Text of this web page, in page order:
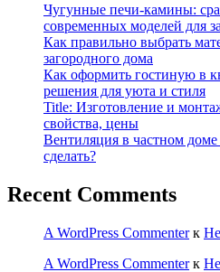
Чугунные печи-камины:
современных моделей для
Как правильно выбрать
загородного дома
Как оформить гостиную в
решения для уюта и стиля
Title: Изготовление и
свойства, цены
Вентиляция в частном
сделать?
Recent Comments
A WordPress Commenterк
A WordPress Commenterк